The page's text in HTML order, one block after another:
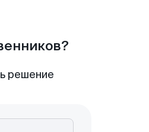
решение